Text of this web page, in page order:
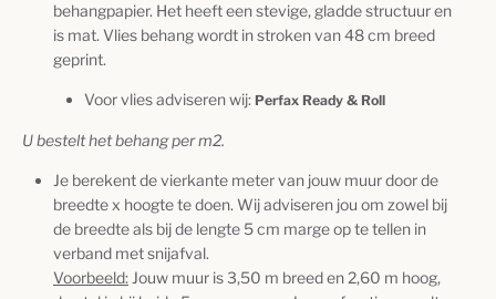
behangpapier. Het heeft een stevige, gladde structuur en
is mat. Vlies behang wordt in stroken van 48 cm breed
geprint.
Voor vlies adviseren wij: Perfax Ready & Roll
U bestelt het behang per m2.
Je berekent de vierkante meter van jouw muur door de
breedte x hoogte te doen. Wij adviseren jou om zowel bij
de breedte als bij de lengte 5 cm marge op te tellen in
verband met snijafval.
Voorbeeld: Jouw muur is 3,50 m breed en 2,60 m hoog,